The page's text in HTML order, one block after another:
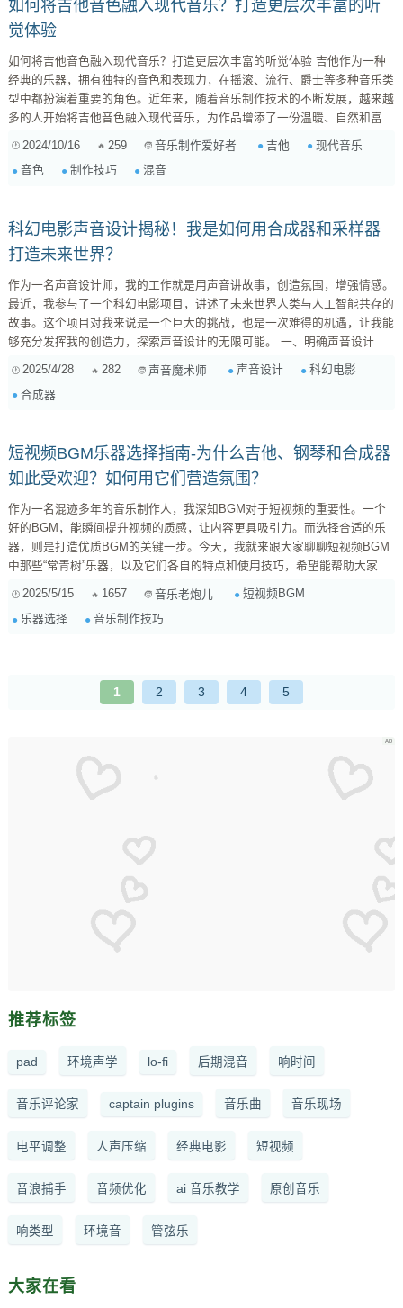
如何将吉他音色融入现代音乐？打造更层次丰富的听
觉体验
如何将吉他音色融入现代音乐？打造更层次丰富的听觉体验 吉他作为一种
经典的乐器，拥有独特的音色和表现力，在摇滚、流行、爵士等多种音乐类
型中都扮演着重要的角色。近年来，随着音乐制作技术的不断发展，越来越
多的人开始将吉他音色融入现代音乐，为作品增添了一份温暖、自然和富有
电子合成器、鼓机等电子乐器为主，音色更加现代化和电子化。如何将吉他
音色与这些电子乐器和谐共处，并打造出更层次丰富的听觉体验，成为了许
2024/10/16 259 音乐制作爱好者 吉他
现代音乐
音色
制作技巧 混音
科幻电影声音设计揭秘！我是如何用合成器和采样器
打造未来世界？
作为一名声音设计师，我的工作就是用声音讲故事，创造氛围，增强情感。
最近，我参与了一个科幻电影项目，讲述了未来世界人类与人工智能共存的
故事。这个项目对我来说是一个巨大的挑战，也是一次难得的机遇，让我能
够充分发挥我的创造力，探索声音设计的无限可能。 一、明确声音设计目
感和情感。过于冰冷和机械的声音会让人感觉疏远，而过于自然和真实的声
音又会缺乏未来感。因此，我需要找到一种既能体现科技的进步，又能触动
2025/4/28 282 声音魔术师 声音设计
科幻电影
合成器
短视频BGM乐器选择指南-为什么吉他、钢琴和合成器
如此受欢迎？如何用它们营造氛围？
作为一名混迹多年的音乐制作人，我深知BGM对于短视频的重要性。一个
好的BGM，能瞬间提升视频的质感，让内容更具吸引力。而选择合适的乐
器，则是打造优质BGM的关键一步。今天，我就来跟大家聊聊短视频BGM
中那些“常青树”乐器，以及它们各自的特点和使用技巧，希望能帮助大家更
短视频BGM中最常见的乐器之一。它音色温暖、表现力丰富，既能清新抒
情，也能热情奔放，几乎能hold住各种风格的视频。不信？咱们细细说来：
2025/5/15 1657 音乐老炮儿
短视频BGM
乐器选择
音乐制作技巧
1 2 3 4 5
推荐标签
pad 环境声学 lo-fi 后期混音 响时间
音乐评论家 captain plugins 音乐曲 音乐现场
电平调整 人声压缩 经典电影 短视频
音浪捕手 音频优化 ai 音乐教学 原创音乐
响类型 环境音 管弦乐
大家在看